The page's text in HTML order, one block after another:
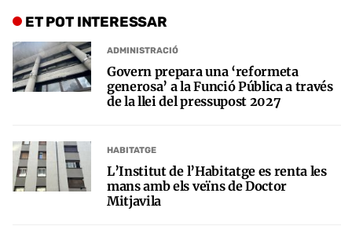
ET POT INTERESSAR
ADMINISTRACIÓ
Govern prepara una ‘reformeta
generosa’ a la Funció Pública a través
de la llei del pressupost 2027
HABITATGE
L’Institut de l’Habitatge es renta les
mans amb els veïns de Doctor
Mitjavila